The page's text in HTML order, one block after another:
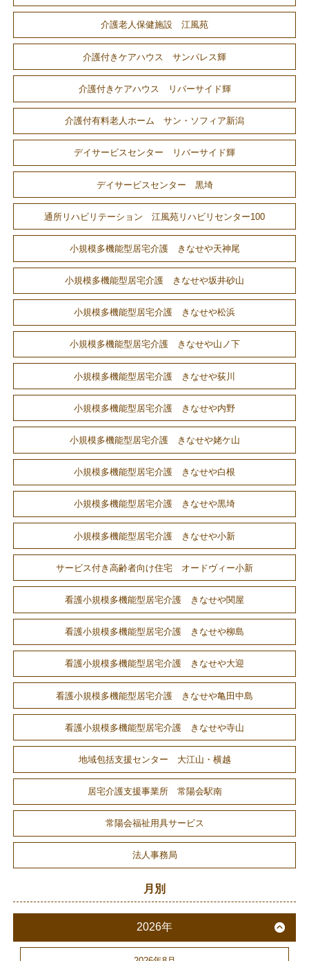
介護老人保健施設 江風苑
介護付きケアハウス サンパレス輝
介護付きケアハウス リバーサイド輝
介護付有料老人ホーム サン・ソフィア新潟
デイサービスセンター リバーサイド輝
デイサービスセンター 黒埼
通所リハビリテーション 江風苑リハビリセンター100
小規模多機能型居宅介護 きなせや天神尾
小規模多機能型居宅介護 きなせや坂井砂山
小規模多機能型居宅介護 きなせや松浜
小規模多機能型居宅介護 きなせや山ノ下
小規模多機能型居宅介護 きなせや荻川
小規模多機能型居宅介護 きなせや内野
小規模多機能型居宅介護 きなせや姥ケ山
小規模多機能型居宅介護 きなせや白根
小規模多機能型居宅介護 きなせや黒埼
小規模多機能型居宅介護 きなせや小新
サービス付き高齢者向け住宅 オードヴィー小新
看護小規模多機能型居宅介護 きなせや関屋
看護小規模多機能型居宅介護 きなせや柳島
看護小規模多機能型居宅介護 きなせや大迎
看護小規模多機能型居宅介護 きなせや亀田中島
看護小規模多機能型居宅介護 きなせや寺山
地域包括支援センター 大江山・横越
居宅介護支援事業所 常陽会駅南
常陽会福祉用具サービス
法人事務局
月別
2026年